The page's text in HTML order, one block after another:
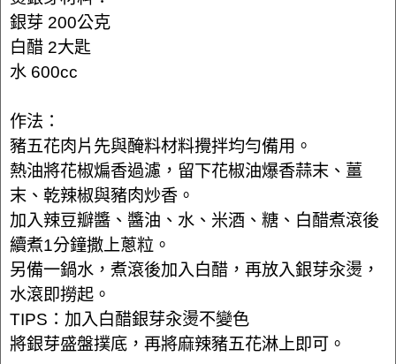
銀芽 200公克
白醋 2大匙
水 600cc
作法：
豬五花肉片先與醃料材料攪拌均勻備用。
熱油將花椒煸香過濾，留下花椒油爆香蒜末、薑
末、乾辣椒與豬肉炒香。
加入辣豆瓣醬、醬油、水、米酒、糖、白醋煮滾後
續煮1分鐘撒上蔥粒。
另備一鍋水，煮滾後加入白醋，再放入銀芽汆燙，
水滾即撈起。
TIPS：加入白醋銀芽汆燙不變色
將銀芽盛盤撲底，再將麻辣豬五花淋上即可。